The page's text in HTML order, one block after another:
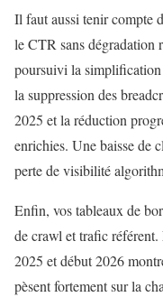
Il faut aussi tenir compte
le CTR sans dégradation
poursuivi la simplification
la suppression des
2025 et la réduction
enrichies. Une baisse de
perte de visibilité
Enfin, vos tableaux de
de crawl et trafic
2025 et début 2026
pèsent fortement sur la